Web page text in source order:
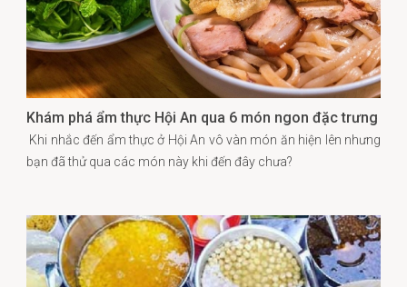
Khám phá ẩm thực Hội An qua 6 món ngon đặc trưng
Khi nhắc đến ẩm thực ở Hội An vô vàn món ăn hiện lên nhưng
bạn đã thử qua các món này khi đến đây chưa?